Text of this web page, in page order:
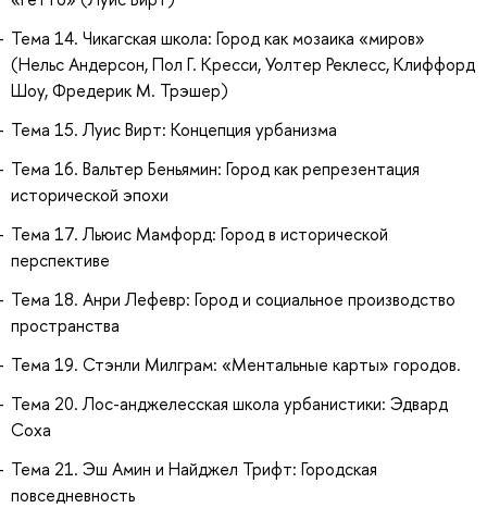
Тема 14. Чикагская школа: Город как мозаика «миров»
(Нельс Андерсон, Пол Г. Кресси, Уолтер Реклесс, Клиффорд
Шоу, Фредерик М. Трэшер)
Тема 15. Луис Вирт: Концепция урбанизма
Тема 16. Вальтер Беньямин: Город как репрезентация
исторической эпохи
Тема 17. Льюис Мамфорд: Город в исторической
перспективе
Тема 18. Анри Лефевр: Город и социальное производство
пространства
Тема 19. Стэнли Милграм: «Ментальные карты» городов.
Тема 20. Лос-анджелесская школа урбанистики: Эдвард
Соха
Тема 21. Эш Амин и Найджел Трифт: Городская
повседневность